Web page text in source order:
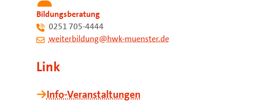
Bildungsberatung
0251 705-4444
weiterbildung@hwk-muenster.de
Link
Info-Veranstaltungen